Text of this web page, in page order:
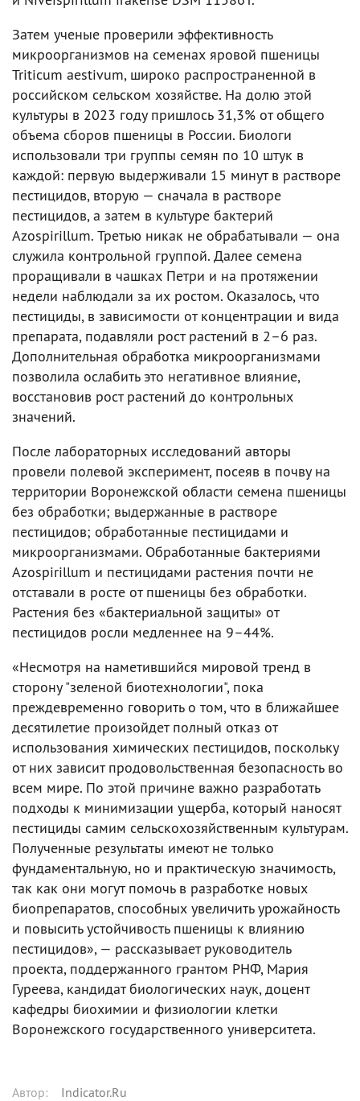
Затем ученые проверили эффективность
микроорганизмов на семенах яровой пшеницы
Triticum aestivum, широко распространенной в
российском сельском хозяйстве. На долю этой
культуры в 2023 году пришлось 31,3% от общего
объема сборов пшеницы в России. Биологи
использовали три группы семян по 10 штук в
каждой: первую выдерживали 15 минут в растворе
пестицидов, вторую — сначала в растворе
пестицидов, а затем в культуре бактерий
Azospirillum. Третью никак не обрабатывали — она
служила контрольной группой. Далее семена
проращивали в чашках Петри и на протяжении
недели наблюдали за их ростом. Оказалось, что
пестициды, в зависимости от концентрации и вида
препарата, подавляли рост растений в 2–6 раз.
Дополнительная обработка микроорганизмами
позволила ослабить это негативное влияние,
восстановив рост растений до контрольных
значений.
После лабораторных исследований авторы
провели полевой эксперимент, посеяв в почву на
территории Воронежской области семена пшеницы
без обработки; выдержанные в растворе
пестицидов; обработанные пестицидами и
микроорганизмами. Обработанные бактериями
Azospirillum и пестицидами растения почти не
отставали в росте от пшеницы без обработки.
Растения без «бактериальной защиты» от
пестицидов росли медленнее на 9–44%.
«Несмотря на наметившийся мировой тренд в
сторону "зеленой биотехнологии", пока
преждевременно говорить о том, что в ближайшее
десятилетие произойдет полный отказ от
использования химических пестицидов, поскольку
от них зависит продовольственная безопасность во
всем мире. По этой причине важно разработать
подходы к минимизации ущерба, который наносят
пестициды самим сельскохозяйственным культурам.
Полученные результаты имеют не только
фундаментальную, но и практическую значимость,
так как они могут помочь в разработке новых
биопрепаратов, способных увеличить урожайность
и повысить устойчивость пшеницы к влиянию
пестицидов», — рассказывает руководитель
проекта, поддержанного грантом РНФ, Мария
Гуреева, кандидат биологических наук, доцент
кафедры биохимии и физиологии клетки
Воронежского государственного университета.
Автор: Indicator.Ru